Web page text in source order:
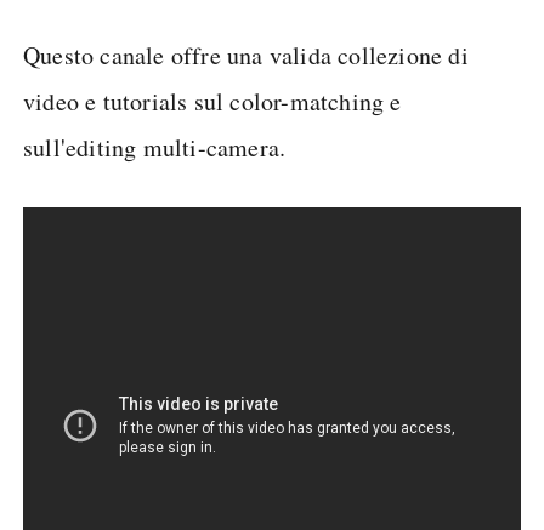
Questo canale offre una valida collezione di
video e tutorials sul color-matching e
sull'editing multi-camera.